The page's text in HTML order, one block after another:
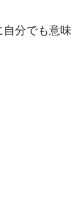
分でも意味